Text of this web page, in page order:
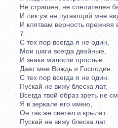
Не страшен, не слепителен
И лик уж не пугающий мне
И клятвам верность прежняя
7
С тех пор всегда я не один,
Мои шаги всегда двойные,
И знаки милости простые
Дает мне Вождь и Господин.
С тех пор всегда я не один.
Пускай не вижу блеска лат,
Всегда твой образ зреть не
Я в зеркале его имею,
Он так же светел и крылат.
Пускай не вижу блеска лат.